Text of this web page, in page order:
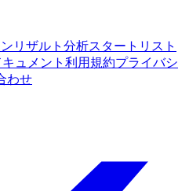
リザルト分析スタートリスト
ュメント 利用規約プライバシ
わせ